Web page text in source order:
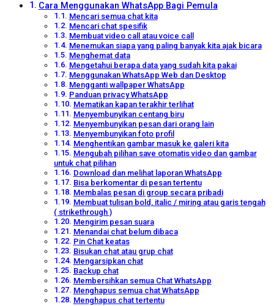
Cara Menggunakan WhatsApp Bagi Pemula
Mencari semua chat kita
Mencari chat spesifik
Membuat video call atau voice call
Menemukan siapa yang paling banyak kita ajak bicara
Menghemat data
Mengetahui berapa data yang sudah kita pakai
Menggunakan WhatsApp Web dan Desktop
Mengganti wallpaper WhatsApp
Panduan privacy WhatsApp
Mematikan kapan terakhir terlihat
Menyembunyikan centang biru
Menyembunyikan pesan dari orang lain
Menyembunyikan foto profil
Menghentikan gambar masuk ke galeri kita
Mengubah pilihan save otomatis video dan gambar
untuk chat pilihan
Download dan melihat laporan WhatsApp
Bisa berkomentar di pesan tertentu
Membalas pesan di group secara pribadi
Membuat tulisan bold, italic / miring atau garis tengah
( strikethrough )
Mengirim pesan suara
Menandai chat belum dibaca
Pin Chat keatas
Bisukan chat atau grup chat
Mengarsipkan chat
Backup chat
Membersihkan semua Chat WhatsApp
Menghapus semua chat WhatsApp
Menghapus chat tertentu